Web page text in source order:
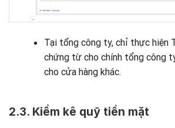
Tại tổng công ty, chỉ thực hiện
chứng từ cho chính tổng công
cho cửa hàng khác.
2.3. Kiểm kê quỹ tiền mặt